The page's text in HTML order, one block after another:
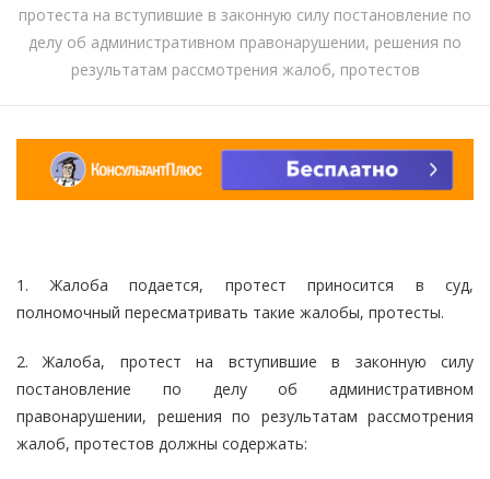
протеста на вступившие в законную силу постановление по
делу об административном правонарушении, решения по
результатам рассмотрения жалоб, протестов
1. Жалоба подается, протест приносится в суд,
полномочный пересматривать такие жалобы, протесты.
2. Жалоба, протест на вступившие в законную силу
постановление по делу об административном
правонарушении, решения по результатам рассмотрения
жалоб, протестов должны содержать: